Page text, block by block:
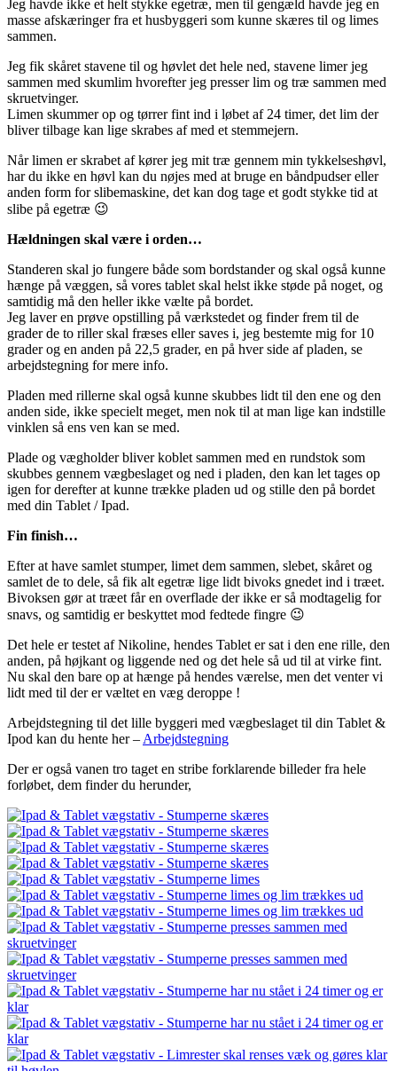
Jeg havde ikke et helt stykke egetræ, men til gengæld havde jeg en
masse afskæringer fra et husbyggeri som kunne skæres til og limes
sammen.
Jeg fik skåret stavene til og høvlet det hele ned, stavene limer jeg
sammen med skumlim hvorefter jeg presser lim og træ sammen med
skruetvinger.
Limen skummer op og tørrer fint ind i løbet af 24 timer, det lim der
bliver tilbage kan lige skrabes af med et stemmejern.
Når limen er skrabet af kører jeg mit træ gennem min tykkelseshøvl,
har du ikke en høvl kan du nøjes med at bruge en båndpudser eller
anden form for slibemaskine, det kan dog tage et godt stykke tid at
slibe på egetræ 😉
Hældningen skal være i orden…
Standeren skal jo fungere både som bordstander og skal også kunne
hænge på væggen, så vores tablet skal helst ikke støde på noget, og
samtidig må den heller ikke vælte på bordet.
Jeg laver en prøve opstilling på værkstedet og finder frem til de
grader de to riller skal fræses eller saves i, jeg bestemte mig for 10
grader og en anden på 22,5 grader, en på hver side af pladen, se
arbejdstegning for mere info.
Pladen med rillerne skal også kunne skubbes lidt til den ene og den
anden side, ikke specielt meget, men nok til at man lige kan indstille
vinklen så ens ven kan se med.
Plade og vægholder bliver koblet sammen med en rundstok som
skubbes gennem vægbeslaget og ned i pladen, den kan let tages op
igen for derefter at kunne trække pladen ud og stille den på bordet
med din Tablet / Ipad.
Fin finish…
Efter at have samlet stumper, limet dem sammen, slebet, skåret og
samlet de to dele, så fik alt egetræ lige lidt bivoks gnedet ind i træet.
Bivoksen gør at træet får en overflade der ikke er så modtagelig for
snavs, og samtidig er beskyttet mod fedtede fingre 😉
Det hele er testet af Nikoline, hendes Tablet er sat i den ene rille, den
anden, på højkant og liggende ned og det hele så ud til at virke fint.
Nu skal den bare op at hænge på hendes værelse, men det venter vi
lidt med til der er væltet en væg deroppe !
Arbejdstegning til det lille byggeri med vægbeslaget til din Tablet &
Ipod kan du hente her – Arbejdstegning
Der er også vanen tro taget en stribe forklarende billeder fra hele
forløbet, dem finder du herunder,